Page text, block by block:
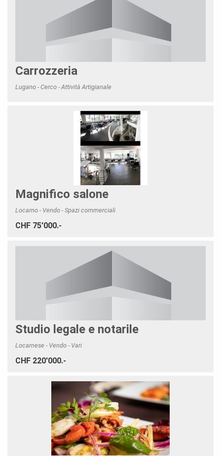
Carrozzeria
Lugano - Cerco - Attività Artigianale
Magnifico salone
Locarno - Vendo - Spazi commerciali
CHF 75'000.-
Studio legale e notarile
Locarnese - Vendo - Vari
CHF 220'000.-